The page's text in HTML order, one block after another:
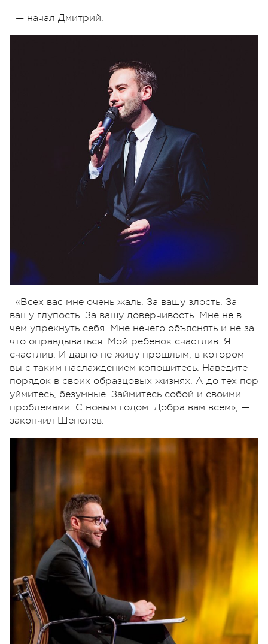
— начал Дмитрий.
«Всех вас мне очень жаль. За вашу злость. За
вашу глупость. За вашу доверчивость. Мне не в
чем упрекнуть себя. Мне нечего объяснять и не за
что оправдываться. Мой ребенок счастлив. Я
счастлив. И давно не живу прошлым, в котором
вы с таким наслаждением копошитесь. Наведите
порядок в своих образцовых жизнях. А до тех пор
уймитесь, безумные. Займитесь собой и своими
проблемами. С новым годом. Добра вам всем», —
закончил Шепелев.